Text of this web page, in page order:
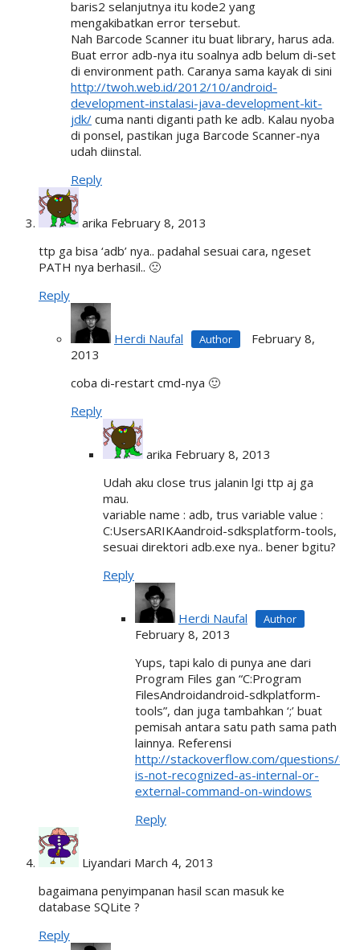
baris2 selanjutnya itu kode2 yang
mengakibatkan error tersebut.
Nah Barcode Scanner itu buat library, harus ada.
Buat error adb-nya itu soalnya adb belum di-set
di environment path. Caranya sama kayak di sini
http://twoh.web.id/2012/10/android-
development-instalasi-java-development-kit-
jdk/ cuma nanti diganti path ke adb. Kalau nyoba
di ponsel, pastikan juga Barcode Scanner-nya
udah diinstal.
Reply
arika February 8, 2013
ttp ga bisa ‘adb’ nya.. padahal sesuai cara, ngeset
PATH nya berhasil.. 🙁
Reply
Herdi Naufal
February 8,
2013
coba di-restart cmd-nya 🙂
Reply
arika February 8, 2013
Udah aku close trus jalanin lgi ttp aj ga
mau.
variable name : adb, trus variable value :
C:UsersARIKAandroid-sdksplatform-tools,
sesuai direktori adb.exe nya.. bener bgitu?
Reply
Herdi Naufal
February 8, 2013
Yups, tapi kalo di punya ane dari
Program Files gan “C:Program
FilesAndroidandroid-sdkplatform-
tools”, dan juga tambahkan ‘;’ buat
pemisah antara satu path sama path
lainnya. Referensi
http://stackoverflow.com/questions/
is-not-recognized-as-internal-or-
external-command-on-windows
Reply
Liyandari March 4, 2013
bagaimana penyimpanan hasil scan masuk ke
database SQLite ?
Reply